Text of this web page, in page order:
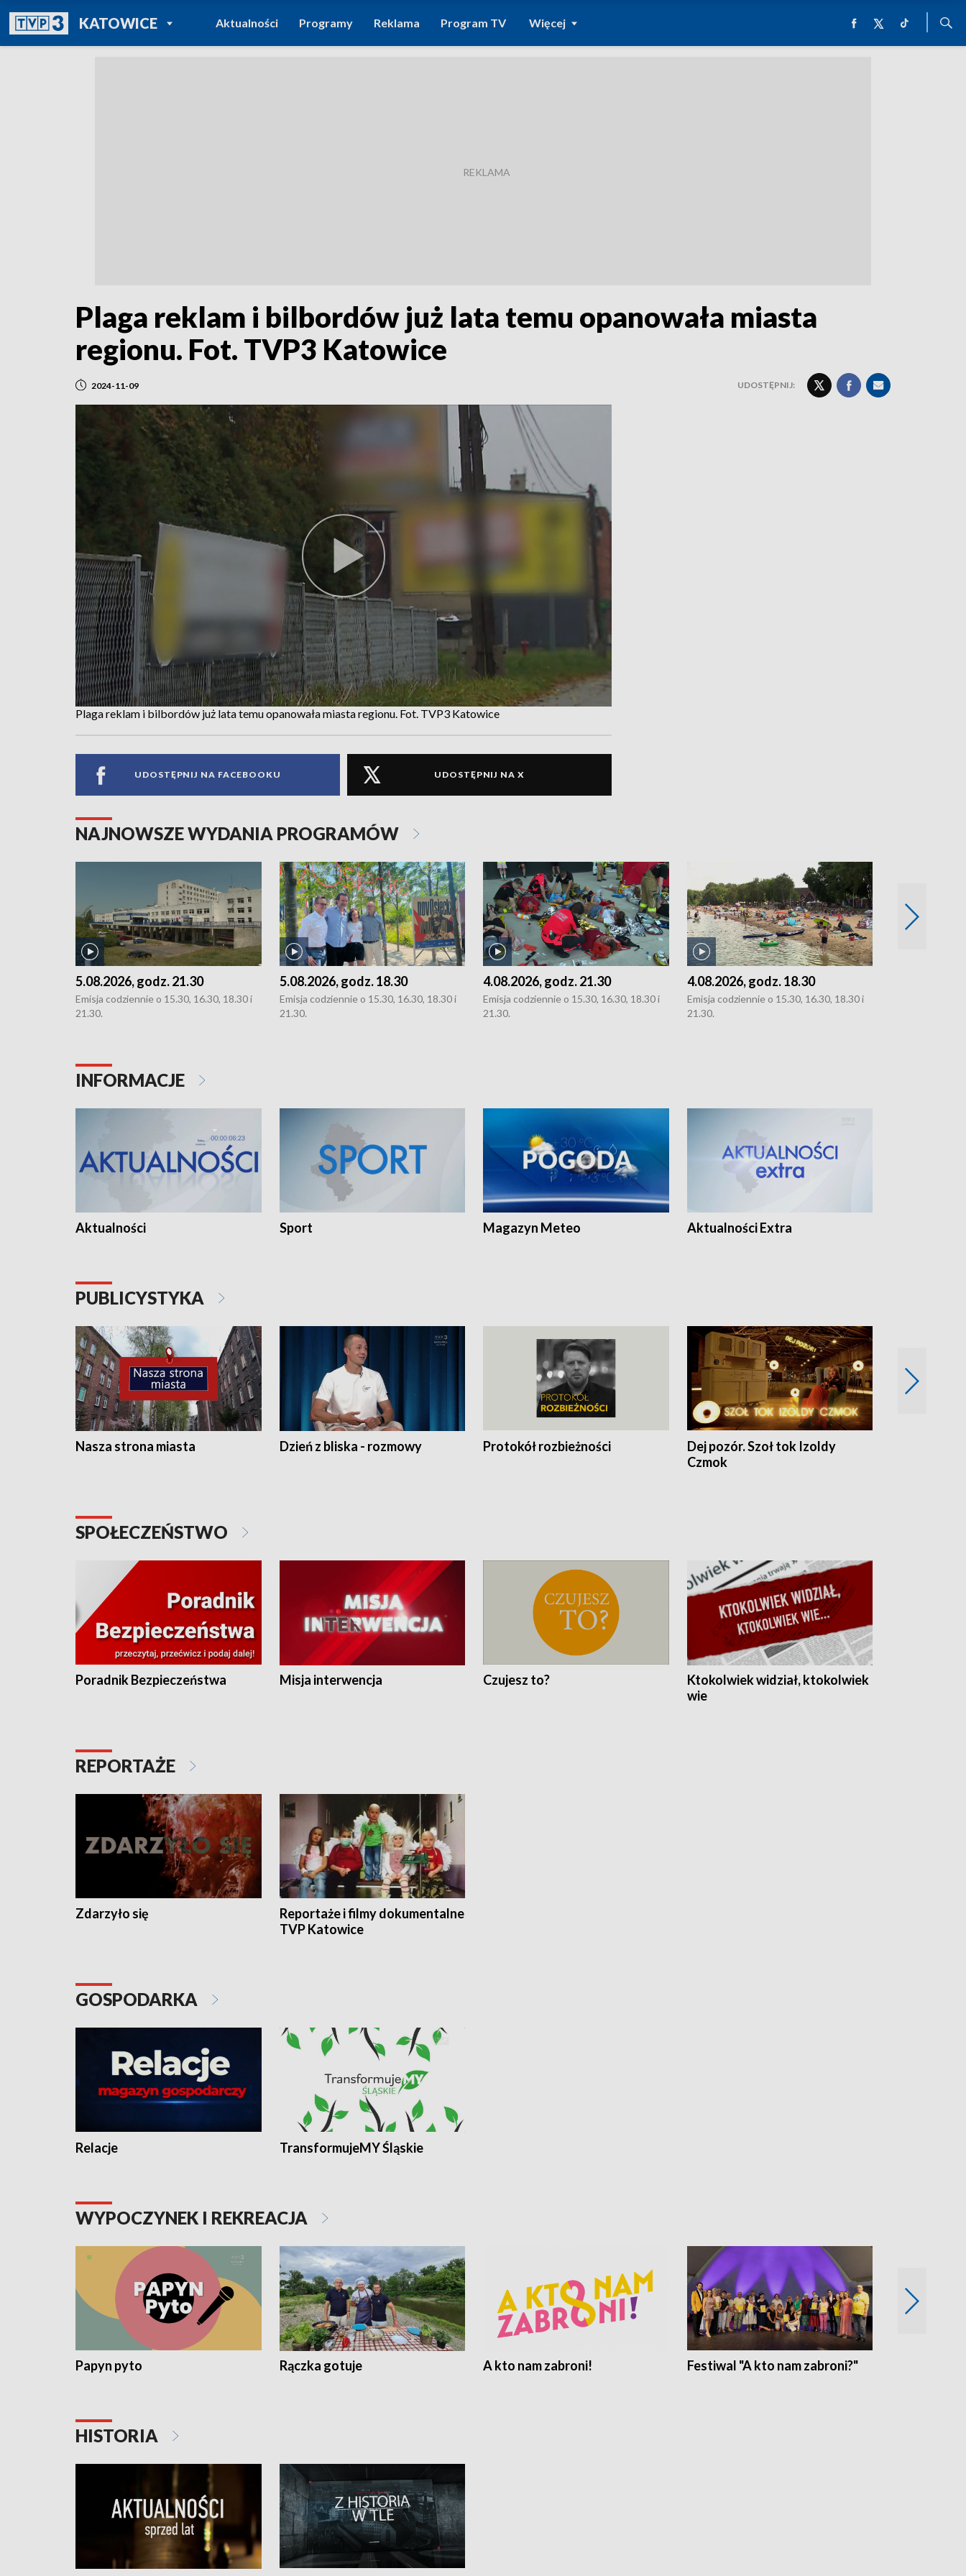
KATOWICEPOWRÓT DO
TVP REGIONY
Aktualności Programy Reklama Program TV Więcej
Plaga reklam i bilbordów już lata temu opanowała miasta
regionu. Fot. TVP3 Katowice
2024-11-09 UDOSTĘPNIJ:
Plaga reklam i bilbordów już lata temu opanowała miasta regionu. Fot. TVP3 Katowice
UDOSTĘPNIJ NA FACEBOOKU UDOSTĘPNIJ NA X
NAJNOWSZE WYDANIA PROGRAMÓW
5.08.2026, godz. 21.30
Emisja codziennie o 15.30, 16.30, 18.30 i
21.30.
5.08.2026, godz. 18.30
Emisja codziennie o 15.30, 16.30, 18.30 i
21.30.
4.08.2026, godz. 21.30
Emisja codziennie o 15.30, 16.30, 18.30 i
21.30.
4.08.2026, godz. 18.30
Emisja codziennie o 15.30, 16.30, 18.30 i
21.30.
INFORMACJE
Aktualności Sport Magazyn Meteo Aktualności Extra
PUBLICYSTYKA
Nasza strona miasta Dzień z bliska - rozmowy Protokół rozbieżności
Dej pozór. Szoł tok Izoldy
Czmok
SPOŁECZEŃSTWO
Poradnik Bezpieczeństwa Misja interwencja Czujesz to?
Ktokolwiek widział, ktokolwiek
wie
REPORTAŻE
Zdarzyło się
Reportaże i filmy dokumentalne
TVP Katowice
GOSPODARKA
Relacje TransformujeMY Śląskie
WYPOCZYNEK I REKREACJA
Papyn pyto Rączka gotuje A kto nam zabroni! Festiwal "A kto nam zabroni?"
HISTORIA